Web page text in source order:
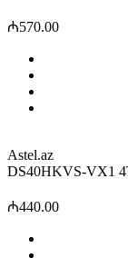
₼570.00
Astel.az
DS40HKVS-VX1
₼440.00